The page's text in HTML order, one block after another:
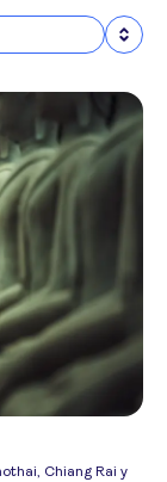
Chiang Rai y